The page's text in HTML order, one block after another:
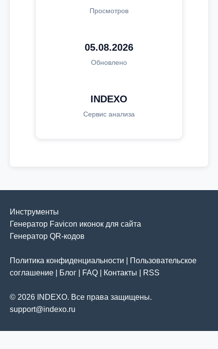
Просмотров
05.08.2026
Обновлено
INDEXO
Сервис анализа
Инструменты
Генератор Favicon иконок для сайта
Генератор QR-кодов
Политика конфиденциальности
Пользовательское
соглашение
Блог FAQ Контакты RSS
© 2026 INDEXO. Все права защищены.
support@indexo.ru